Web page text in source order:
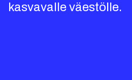
kasvavalle väestölle.